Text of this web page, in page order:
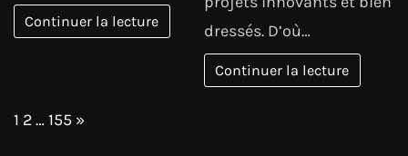
Continuer la lecture
dressés. D’où…
Continuer la lecture
Page:
1 2…155 Next
»